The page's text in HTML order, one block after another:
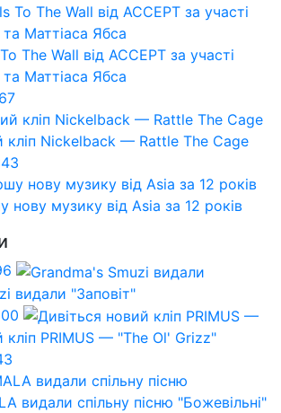
The Wall від ACCEPT за участі
Маттіаса Ябса
кліп Nickelback — Rattle The Cage
нову музику від Asia за 12 років
видали "Заповіт"
кліп PRIMUS — "The Ol' Grizz"
видали спільну пісню "Божевільні"